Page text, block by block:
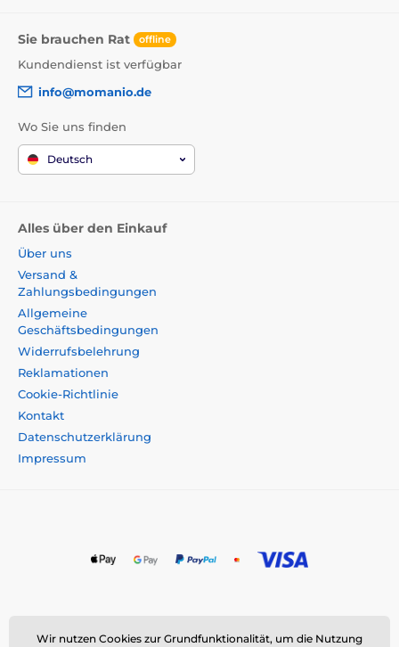
Sie brauchen Rat offline
Kundendienst ist verfügbar
info@momanio.de
Wo Sie uns finden
Deutsch
Alles über den Einkauf
Über uns
Versand &
Zahlungsbedingungen
Allgemeine
Geschäftsbedingungen
Widerrufsbelehrung
Reklamationen
Cookie-Richtlinie
Kontakt
Datenschutzerklärung
Impressum
Momanio s.r.o., Okružní 361/14, 747 18 Píšť, Tschechische
Wir nutzen Cookies zur Grundfunktionalität, um die Nutzung